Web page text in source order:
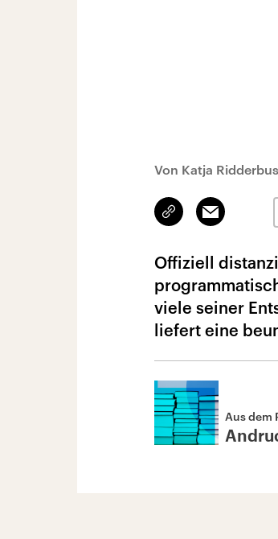
Von Katja
Link
kopieren/teilen
Email
Offiziell
viele seiner
liefert eine
Aus dem